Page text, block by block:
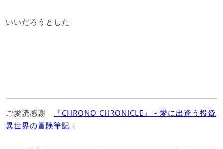
いいだろうとした
ご愛読感謝
『CHRONO CHRONICLE』 ‐ 愛に出逢う投資
異世界の冒険筆記 ‐